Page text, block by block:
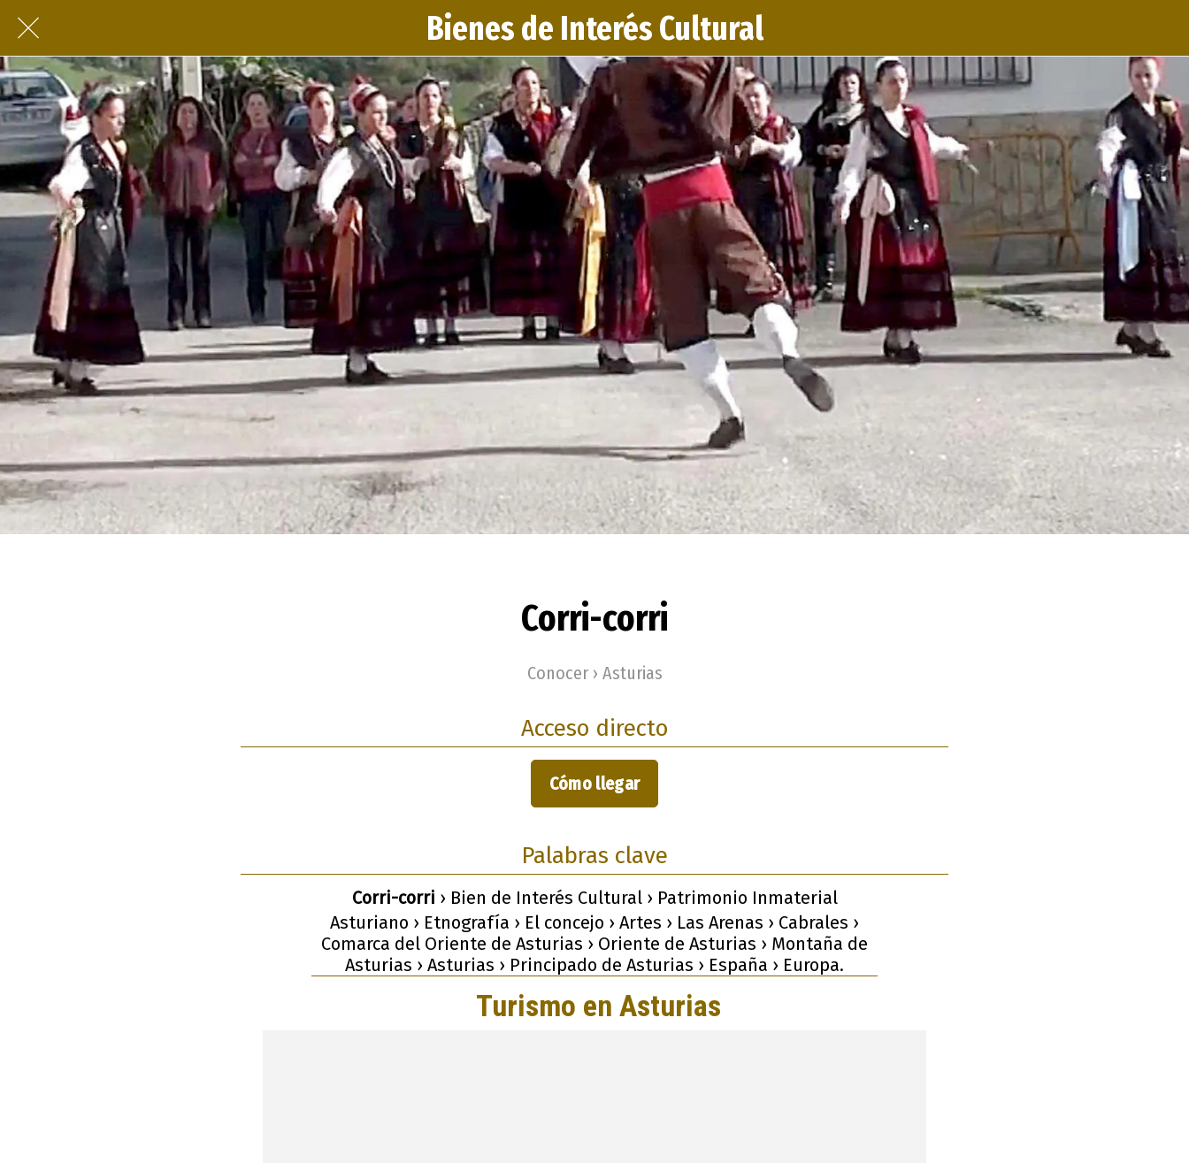
Bienes de Interés Cultural
Corri-corri
Conocer › Asturias
Acceso directo
Cómo llegar
Palabras clave
Corri-corri › Bien de Interés Cultural › Patrimonio Inmaterial
Asturiano › Etnografía › El concejo › Artes › Las Arenas › Cabrales ›
Comarca del Oriente de Asturias › Oriente de Asturias › Montaña de
Asturias › Asturias › Principado de Asturias › España › Europa.